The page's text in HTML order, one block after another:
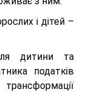
і дітей –
дитини та
податків